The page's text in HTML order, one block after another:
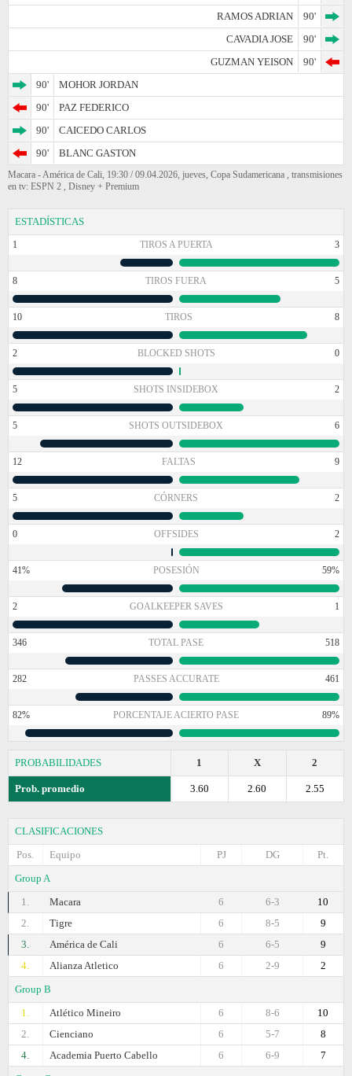
RAMOS ADRIAN
90'
CAVADIA JOSE
90'
GUZMAN YEISON
90'
90'
MOHOR JORDAN
90'
PAZ FEDERICO
90'
CAICEDO CARLOS
90'
BLANC GASTON
Macara - América de Cali, 19:30 / 09.04.2026, jueves, Copa Sudamericana , transmisiones
en tv: ESPN 2 , Disney + Premium
ESTADÍSTICAS
1 TIROS A PUERTA 3
8 TIROS FUERA 5
10 TIROS 8
2 BLOCKED SHOTS 0
5 SHOTS INSIDEBOX 2
5 SHOTS OUTSIDEBOX 6
12 FALTAS 9
5 CÓRNERS 2
0 OFFSIDES 2
41% POSESIÓN 59%
2 GOALKEEPER SAVES 1
346 TOTAL PASE 518
282 PASSES ACCURATE 461
82% PORCENTAJE ACIERTO PASE 89%
PROBABILIDADES 2
X
1
Prob. promedio 2.55
2.60
3.60
CLASIFICACIONES
Pos.
Equipo Pt.
DG
PJ
Group A
1.
Macara 10
6-3
6
2.
Tigre 9
8-5
6
3.
América de Cali 9
6-5
6
4.
Alianza Atletico 2
2-9
6
Group B
1.
Atlético Mineiro 10
8-6
6
2.
Cienciano 8
5-7
6
4.
Academia Puerto Cabello 7
6-9
6